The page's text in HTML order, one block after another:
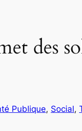
des
Publique, Social,